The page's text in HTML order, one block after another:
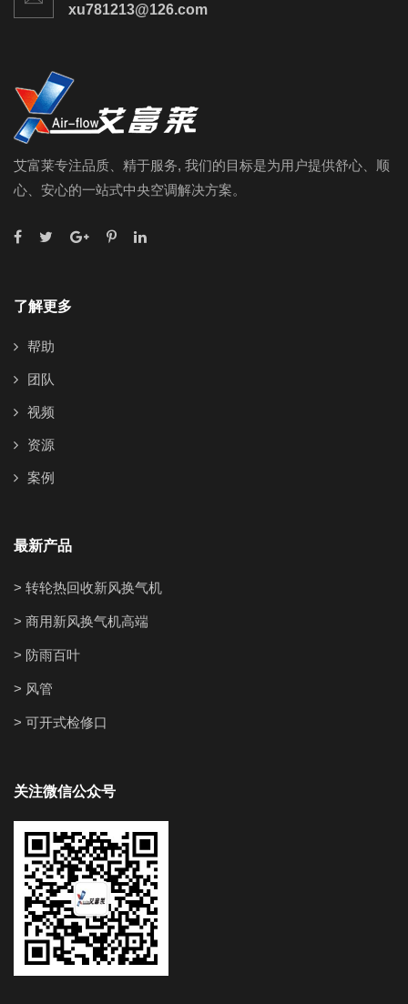
xu781213@126.com
艾富莱专注品质、精于服务, 我们的目标是为用户提供舒心、顺
心、安心的一站式中央空调解决方案。
了解更多
帮助
团队
视频
资源
案例
最新产品
> 转轮热回收新风换气机
> 商用新风换气机高端
> 防雨百叶
> 风管
> 可开式检修口
关注微信公众号